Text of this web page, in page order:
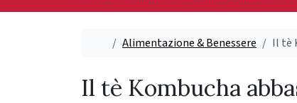
Home
Alimentazione & Benessere Il tè
Il tè Kombucha